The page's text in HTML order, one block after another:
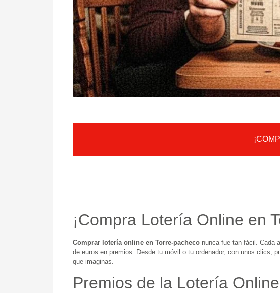
¡Compra Lotería Online en
Comprar lotería online en Torre-pacheco nunca fue tan fácil. Cada
de euros en premios. Desde tu móvil o tu ordenador, con unos clics,
que imaginas.
Premios de la Lotería